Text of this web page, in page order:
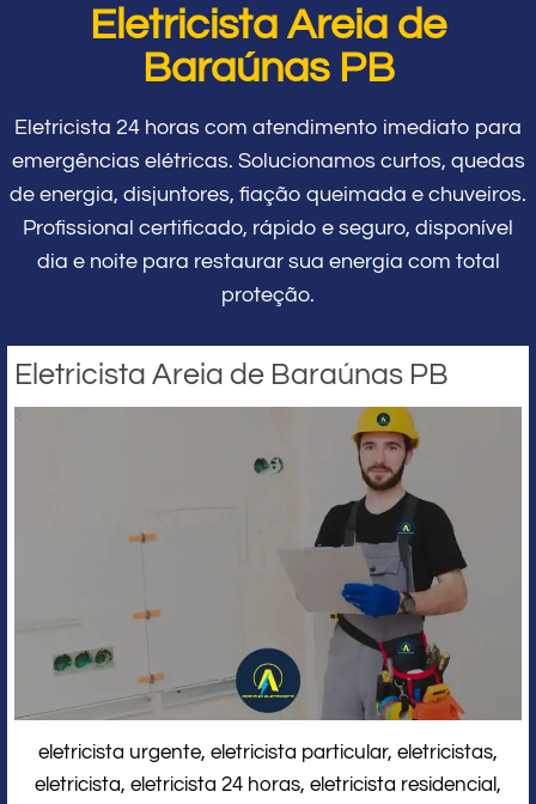
Eletricista Areia de
Baraúnas PB
Eletricista 24 horas com atendimento imediato para
emergências elétricas. Solucionamos curtos, quedas
de energia, disjuntores, fiação queimada e chuveiros.
Profissional certificado, rápido e seguro, disponível
dia e noite para restaurar sua energia com total
proteção.
Eletricista Areia de Baraúnas PB
eletricista urgente, eletricista particular, eletricistas,
eletricista, eletricista 24 horas, eletricista residencial,